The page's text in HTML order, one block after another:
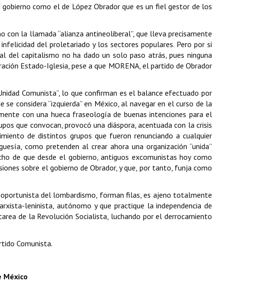
como el de López Obrador que es un fiel gestor de los
la llamada “alianza antineoliberal”, que lleva precisamente
del proletariado y los sectores populares. Pero por si
del capitalismo no ha dado un solo paso atrás, pues ninguna
Estado-Iglesia, pese a que MORENA, el partido de Obrador
Comunista”, lo que confirman es el balance efectuado por
considera “izquierda” en México, al navegar en el curso de la
con una hueca fraseología de buenas intenciones para el
que convocan, provocó una diáspora, acentuada con la crisis
de distintos grupos que fueron renunciando a cualquier
como pretenden al crear ahora una organización “unida”
de que desde el gobierno, antiguos excomunistas hoy como
sobre el gobierno de Obrador, y que, por tanto, funja como
del lombardismo, forman filas, es ajeno totalmente
leninista, autónomo y que practique la independencia de
de la Revolución Socialista, luchando por el derrocamiento
Comunista.
México